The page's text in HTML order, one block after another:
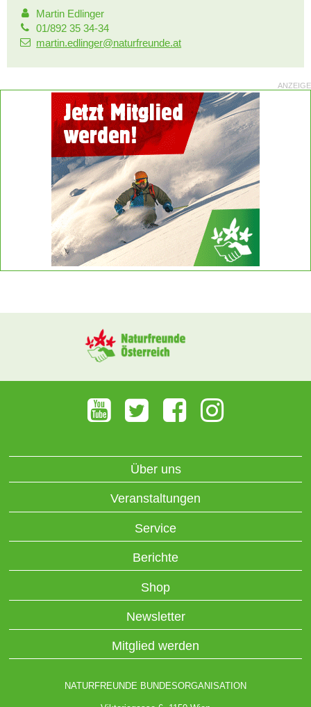
Martin Edlinger
01/892 35 34-34
martin.edlinger@naturfreunde.at
ANZEIGE
Über uns
Veranstaltungen
Service
Berichte
Shop
Newsletter
Mitglied werden
NATURFREUNDE BUNDESORGANISATION